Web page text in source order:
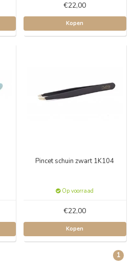
€22,00
Kopen
Pincet schuin zwart 1K104
Op voorraad
€22,00
Kopen
1